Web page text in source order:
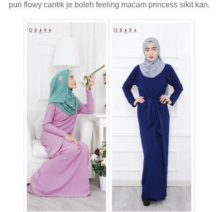
pun flowy cantik je boleh feeling macam princess sikit kan.